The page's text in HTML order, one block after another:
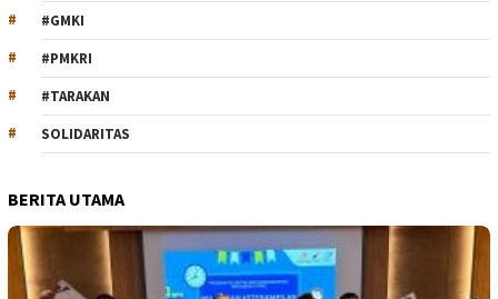
#GMKI
#PMKRI
#TARAKAN
SOLIDARITAS
BERITA UTAMA